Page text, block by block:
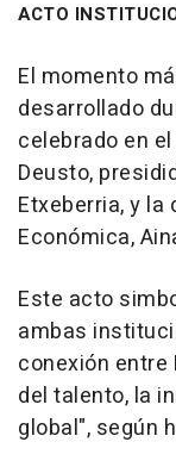
ACTO
El momento
desarrollado
celebrado en
Deusto,
Etxeberria, y
Económica,
Este acto
ambas
conexión entre
del talento, la
global", según